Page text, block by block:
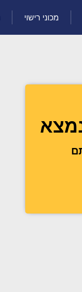
מכוני רישוי